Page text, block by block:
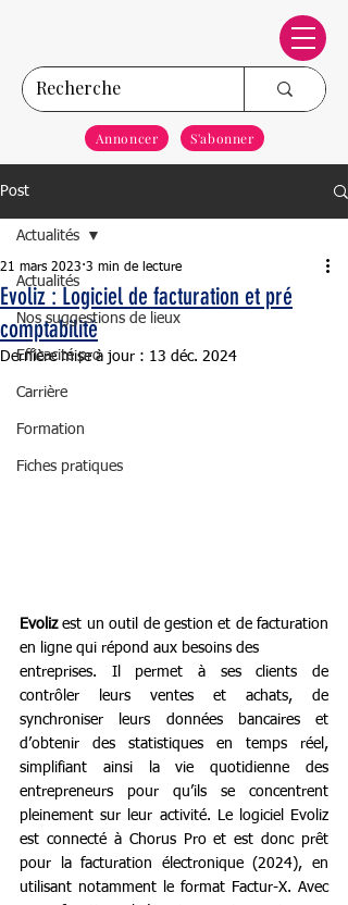
S'abonner
Annoncer
Post
Actualités
Nos suggestions de lieux
Efficacité pro
Carrière
Formation
Fiches pratiques
Actualités
Evoliz : Logiciel de facturation et pré
comptabilité
21 mars 2023 3 min de lecture
Dernière mise à jour : 13 déc. 2024
Evoliz est un outil de gestion et de facturation
en ligne qui répond aux besoins des
entreprises. Il permet à ses clients de
contrôler leurs ventes et achats, de
synchroniser leurs données bancaires et
d’obtenir des statistiques en temps réel,
simplifiant ainsi la vie quotidienne des
entrepreneurs pour qu’ils se concentrent
pleinement sur leur activité. Le logiciel Evoliz
est connecté à Chorus Pro et est donc prêt
pour la facturation électronique (2024), en
utilisant notamment le format Factur-X. Avec